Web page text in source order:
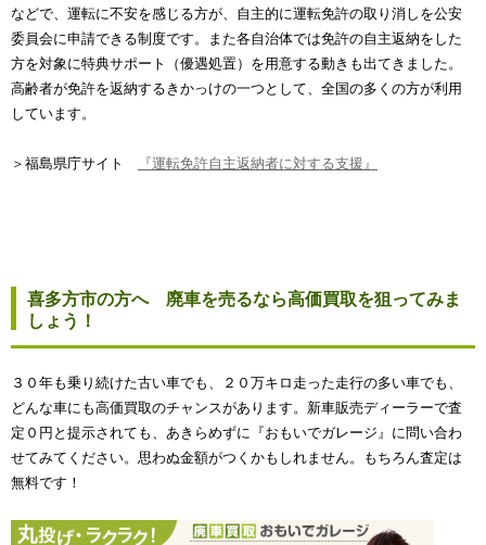
などで、運転に不安を感じる方が、自主的に運転免許の取り消しを公安
委員会に申請できる制度です。また各自治体では免許の自主返納をした
方を対象に特典サポート（優遇処置）を用意する動きも出てきました。
高齢者が免許を返納するきかっけの一つとして、全国の多くの方が利用
しています。
＞福島県庁サイト 『運転免許自主返納者に対する支援』
喜多方市の方へ 廃車を売るなら高価買取を狙ってみま
しょう！
３０年も乗り続けた古い車でも、２０万キロ走った走行の多い車でも、
どんな車にも高価買取のチャンスがあります。新車販売ディーラーで査
定０円と提示されても、あきらめずに『おもいでガレージ』に問い合わ
せてみてください。思わぬ金額がつくかもしれません。もちろん査定は
無料です！